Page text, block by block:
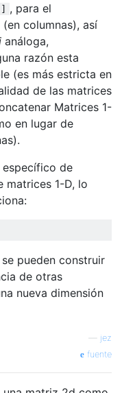
, para el
columnas), así
análoga,
razón esta
(es más estricta en
de las matrices
Matrices 1-
en lugar de
específico de
matrices 1-D, lo
pueden construir
de otras
nueva dimensión
jez
fuente